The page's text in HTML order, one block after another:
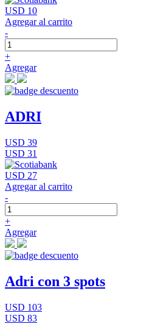
USD 10
Agregar al carrito
-
+
Agregar
ADRI
USD 39
USD 31
USD 27
Agregar al carrito
-
+
Agregar
Adri con 3 spots
USD 103
USD 83